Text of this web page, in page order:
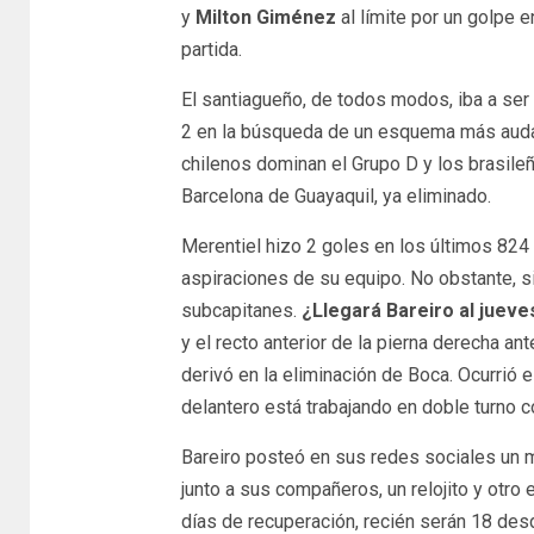
y Milton Giménez al límite por un golpe
partida.
El santiagueño, de todos modos, iba a
2 en la búsqueda de un esquema más
chilenos dominan el Grupo D y los
Barcelona de Guayaquil, ya eliminado.
Merentiel hizo 2 goles en los últimos
aspiraciones de su equipo. No obstante,
subcapitanes. ¿Llegará Bareiro al
y el recto anterior de la pierna derecha
derivó en la eliminación de Boca. Ocurrió
delantero está trabajando en doble turno
Bareiro posteó en sus redes sociales un
junto a sus compañeros, un relojito y
días de recuperación, recién serán 18